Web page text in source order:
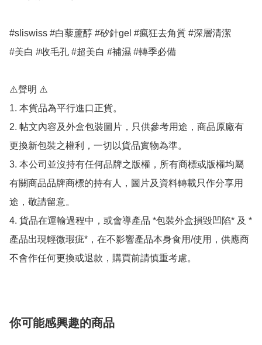
#sliswiss #白藜蘆醇 #矽針gel #瘋狂去角質 #深層清潔
#美白 #收毛孔 #超美白 #補濕 #轉季必備
⚠️聲明 ⚠️
1. 本貨品為平行進口正貨。
2. 帖文內容及外盒包裝圖片，只供參考用途，商品原廠有
更換新包裝之權利，一切以貨品實物為準。
3. 本公司並沒持有任何品牌之版權，所有商標或版權均屬
有關商品品牌商標的持有人，圖片及資料轉載只作分享用
途，敬請留意。
4. 貨品在運輸過程中，或會導產品 *包裝外盒損毀凹陷* 及 *
產品出現輕微瑕疵*，在不影響產品本身食用/使用，供應商
不會作任何更換或退款，購買前請慎重考慮。
你可能感興趣的商品